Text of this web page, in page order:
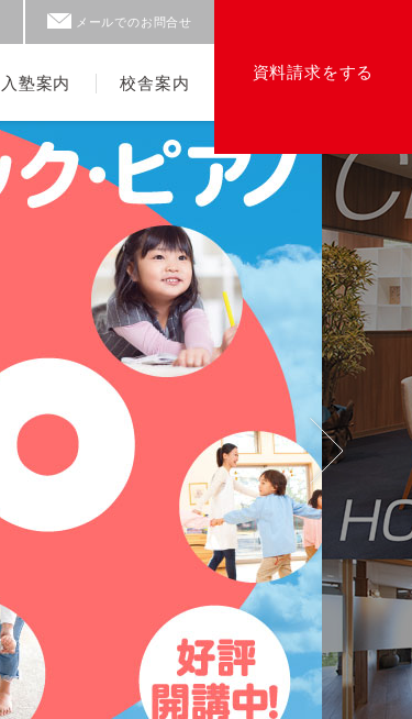
入塾案内 校舎案内 資料請求をする
メールでのお問合せ